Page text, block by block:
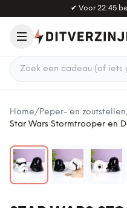
Naar hoofdinhoud
✔ Voor 22:45
Zoek een cadeau
Home/Peper- en zoutstellen
Star Wars Stormtrooper en